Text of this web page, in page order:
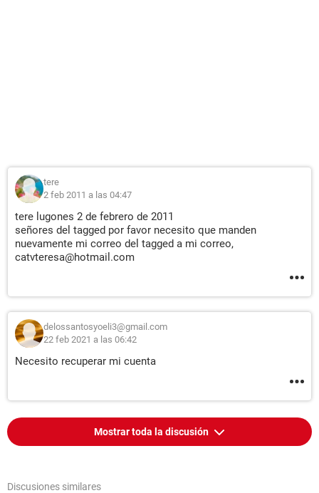
tere
2 feb 2011 a las 04:47
tere lugones 2 de febrero de 2011
señores del tagged por favor necesito que manden
nuevamente mi correo del tagged a mi correo,
catvteresa@hotmail.com
delossantosyoeli3@gmail.com
22 feb 2021 a las 06:42
Necesito recuperar mi cuenta
Mostrar toda la discusión
Discusiones similares